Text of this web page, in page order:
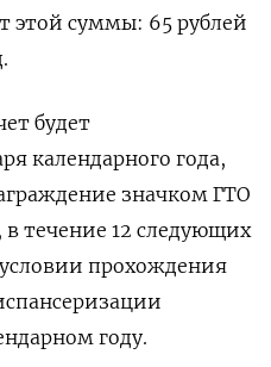
этой суммы: 65 рублей
будет
календарного года,
значком ГТО
течение 12 следующих
прохождения
году.